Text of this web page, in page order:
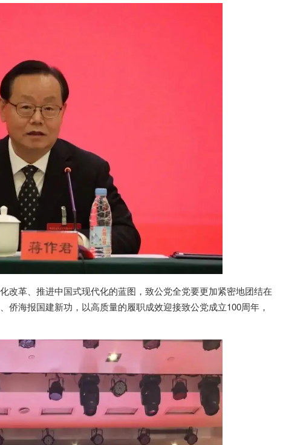
改革、推进中国式现代化的蓝图，致公党全党要更加紧密地团结在
海报国建新功，以高质量的履职成效迎接致公党成立100周年，